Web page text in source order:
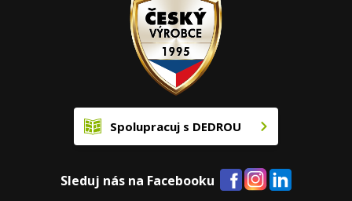
Spolupracuj s DEDROU
Sleduj nás na Facebooku